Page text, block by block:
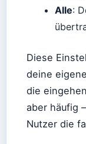
Alle:
Diese
deine
die
aber häufig
Nutzer die